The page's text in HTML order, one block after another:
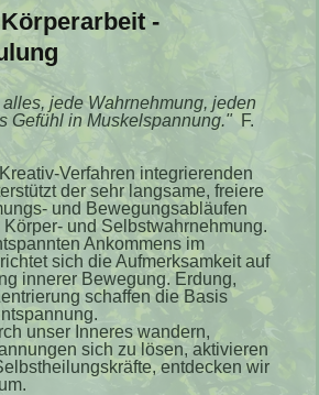
-
alles, jede Wahrnehmung, jeden
Gefü hl in Muskelspannung." F.
Verfahren integrierenden
tzt der sehr langsame, freiere
und Bewegungsabläufen
und Selbstwahrnehmung.
Ankommens im
sich die Aufmerksamkeit auf
innerer Bewegung. Erdung,
schaffen die Basis
unser Inneres wandern,
sich zu lösen, aktivieren
entdecken wir